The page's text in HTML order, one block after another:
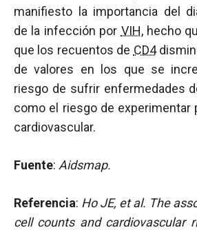
manifiesto la importancia del
de la infección por VIH, hecho
que los recuentos de CD4
de valores en los que se
riesgo de sufrir enfermedades
como el riesgo de experimentar
cardiovascular.
Fuente: Aidsmap.
Referencia: Ho JE, et al. The
cell counts and cardiovascular